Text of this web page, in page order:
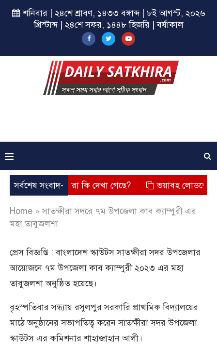
শনিবার | ২৪শে শ্রাবণ, ১৪৩৩ বঙ্গাব্দ | ৮ই আগস্ট, ২০২৬
খ্রিস্টাব্দ | ২৪শে সফর, ১৪৪৮ হিজরি | বর্ষাকাল
সর্বশেষ সংবাদ-
তার চেহারা কি দেখা গেছে? ভয়াবহ লোডশেডিং,
Home »সাতক্ষীরা সদরে ৭ম উপজেলা কাব ক্যাম্পুরী এর
মহা তাবুজলশা
প্রেস বিজ্ঞপ্তি : বাংলাদেশ স্কাউটস সাতক্ষীরা সদর উপজেলার
আয়োজনে ৭ম উপজেলা কাব ক্যাম্পুরী ২০২৩ এর মহা
তাবুজলশা অনুষ্ঠিত হয়েছে।
বৃহস্পতিবার সন্ধ্যায় রসুলপুর সরকারি প্রাথমিক বিদ্যালয়ের
মাঠে অনুষ্ঠানের সভাপতিত্ব করেন সাতক্ষীরা সদর উপজেলা
স্কাউটস এর কমিশনার শাহাজাহান আলী।